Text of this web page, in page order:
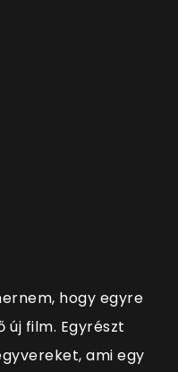
hogy egyre
új film. Egyrészt
ami egy